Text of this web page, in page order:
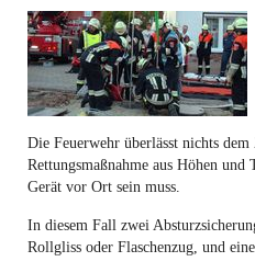
Die Feuerwehr überlässt nichts
Rettungsmaßnahme aus Höhen
Gerät vor Ort sein muss.
In diesem Fall zwei
Rollgliss oder Flaschenzug, und